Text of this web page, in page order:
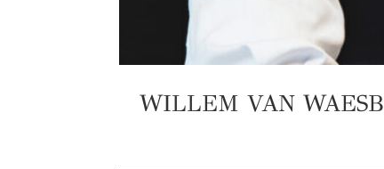
WILLEM VAN